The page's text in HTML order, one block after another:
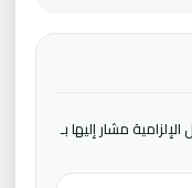
مشار إليها بـ